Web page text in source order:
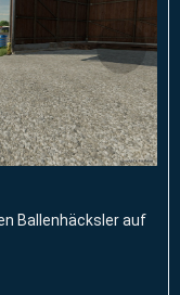
Ballenhäcksler auf